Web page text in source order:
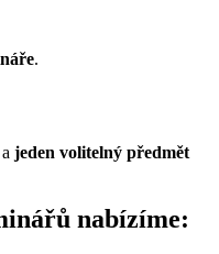
.
a jeden volitelný předmět
nabízíme: